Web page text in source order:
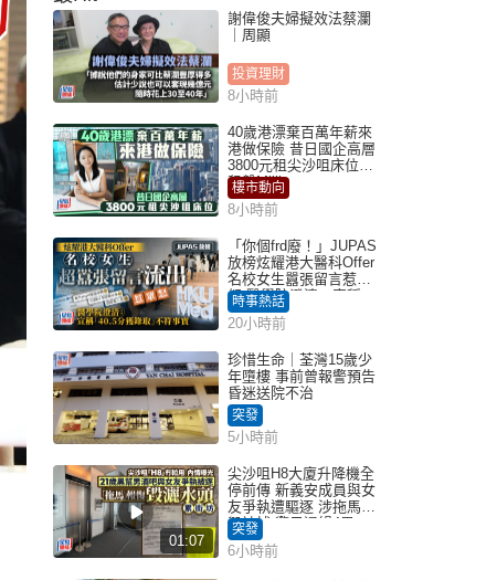
謝偉俊夫婦擬效法蔡瀾
｜周顯
投資理財
8小時前
40歲港漂棄百萬年薪來
港做保險 昔日國企高層
3800元租尖沙咀床位｜
租盤Million
樓市動向
8小時前
「你個frd廢！」JUPAS
放榜炫耀港大醫科Offer
名校女生囂張留言惹眾
怒 醫學院澄清：宣稱
「40.5分獲錄取」不符事
實｜Juicy叮
時事熱話
20小時前
珍惜生命｜荃灣15歲少
年墮樓 事前曾報警預告
昏迷送院不治
突發
5小時前
01:07
尖沙咀H8大廈升降機全
停前傳 新義安成員與女
友爭執遭驅逐 涉拖馬刑
毀被捕 警另通緝4男
突發
6小時前